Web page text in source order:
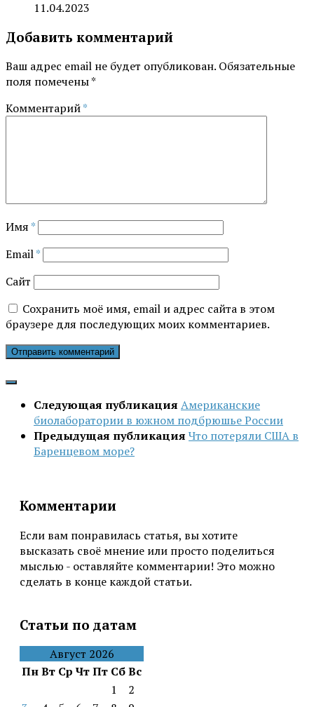
11.04.2023
Добавить комментарий
Ваш адрес email не будет опубликован. Обязательные
поля помечены*
Комментарий*
Имя *
Email*
Сайт
Сохранить моё имя, email и адрес сайта в этом
браузере для последующих моих комментариев.
Следующая публикация Американские
биолаборатории в южном подбрюшье России
Предыдущая публикация Что потеряли США в
Баренцевом море?
Комментарии
Если вам понравилась статья, вы хотите
высказать своё мнение или просто поделиться
мыслью - оставляйте комментарии! Это можно
сделать в конце каждой статьи.
Статьи по датам
Август 2026
ПнВт Ср ЧтПт СбВс
1
2